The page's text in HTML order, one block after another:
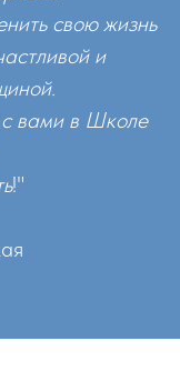
свою жизнь
и
с вами в Школе
!"